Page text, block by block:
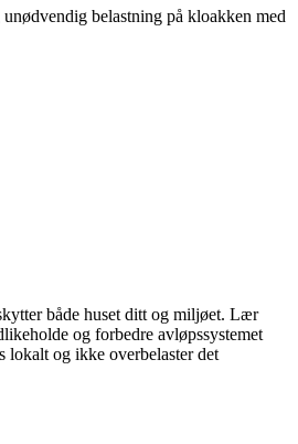
belastning på kloakken med
både huset ditt og miljøet. Lær
og forbedre avløpssystemet
lokalt og ikke overbelaster det